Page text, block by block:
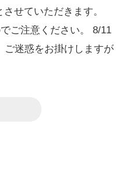
せていただきます。
ご注意ください。 8/11
ご迷惑をお掛けしますが